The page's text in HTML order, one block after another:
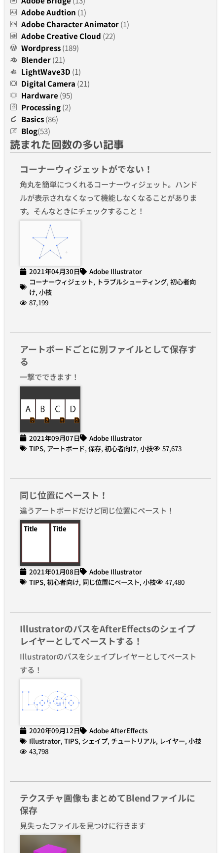
Adobe Audtion (1)
Adobe Character Animator(1)
Adobe Creative Cloud (22)
Wordpress(189)
Blender(21)
LightWave3D (1)
Digital Camera (21)
Hardware (95)
Processing(2)
Basics(86)
Blog(53)
読まれた回数の多い記事
コーナーウィジェットがでない！
角丸を簡単につくれるコーナーウィジェット。ハンド
ルが表示されなくなって機能しなくなることがありま
す。そんなときにチェックすること！
2021年04月30日
Adobe Illustrator
コーナーウィジェット, トラブルシューティング, 初心者向
け, 小技
87,199
アートボードごとに別ファイルとして保存す
る
一撃でできます！
2021年09月07日
Adobe Illustrator
TIPS, アートボード, 保存, 初心者向け, 小技 57,673
同じ位置にペースト！
違うアートボードだけど同じ位置にペースト！
2021年01月08日
Adobe Illustrator
TIPS, 初心者向け, 同じ位置にペースト, 小技 47,480
IllustratorのパスをAfterEffectsのシェイプ
レイヤーとしてペーストする！
Illustratorのパスをシェイプレイヤーとしてペースト
する！
2020年09月12日
Adobe AfterEffects
Illustrator, TIPS, シェイプ, チュートリアル, レイヤー, 小技
43,798
テクスチャ画像もまとめてBlendファイルに
保存
見失ったファイルを見つけに行きます